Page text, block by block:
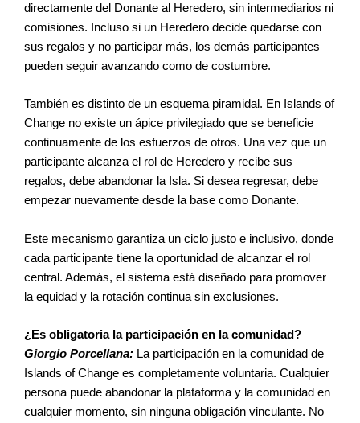
directamente del Donante al Heredero, sin intermediarios ni
comisiones. Incluso si un Heredero decide quedarse con
sus regalos y no participar más, los demás participantes
pueden seguir avanzando como de costumbre.
También es distinto de un esquema piramidal. En Islands of
Change no existe un ápice privilegiado que se beneficie
continuamente de los esfuerzos de otros. Una vez que un
participante alcanza el rol de Heredero y recibe sus
regalos, debe abandonar la Isla. Si desea regresar, debe
empezar nuevamente desde la base como Donante.
Este mecanismo garantiza un ciclo justo e inclusivo, donde
cada participante tiene la oportunidad de alcanzar el rol
central. Además, el sistema está diseñado para promover
la equidad y la rotación continua sin exclusiones.
¿Es obligatoria la participación en la comunidad?
Giorgio Porcellana: La participación en la comunidad de
Islands of Change es completamente voluntaria. Cualquier
persona puede abandonar la plataforma y la comunidad en
cualquier momento, sin ninguna obligación vinculante. No